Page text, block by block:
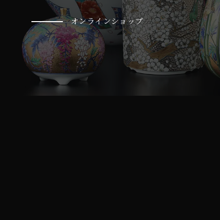
オンラインショップ